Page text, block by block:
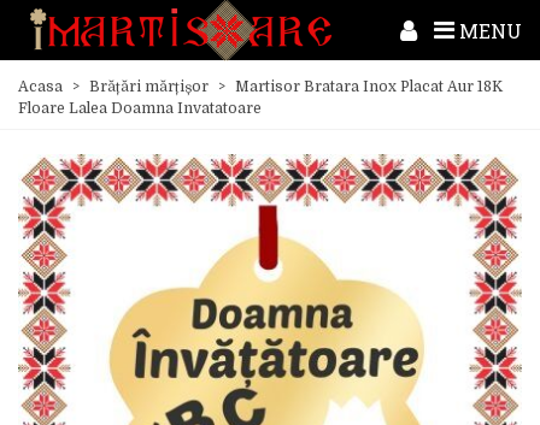
MENU
Acasa > Brățări mărțișor > Martisor Bratara Inox Placat Aur 18K
Floare Lalea Doamna Invatatoare